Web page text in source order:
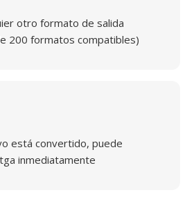
otro formato de salida
200 formatos compatibles)
está convertido, puede
inmediatamente